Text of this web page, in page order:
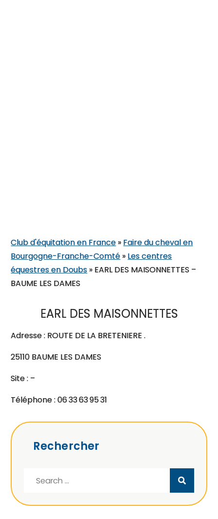
Club d'équitation en France » Faire du cheval en
Bourgogne-Franche-Comté » Les centres
équestres en Doubs » EARL DES MAISONNETTES –
BAUME LES DAMES
EARL DES MAISONNETTES
Adresse : ROUTE DE LA BRETENIERE .
25110 BAUME LES DAMES
Site : –
Téléphone : 06 33 63 95 31
Rechercher